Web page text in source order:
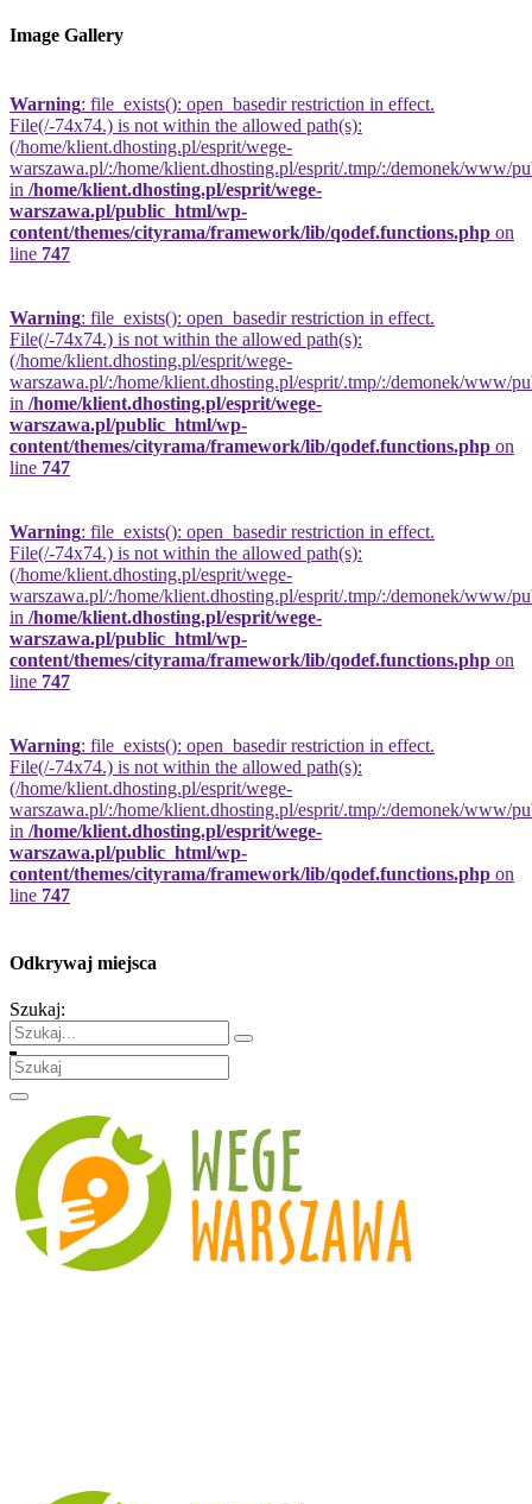
Image Gallery
Warning: file_exists(): open_basedir restriction in effect.
File(/-74x74.) is not within the allowed path(s):
(/home/klient.dhosting.pl/esprit/wege-
warszawa.pl/:/home/klient.dhosting.pl/esprit/.tmp/:/demonek/www/
in /home/klient.dhosting.pl/esprit/wege-
warszawa.pl/public_html/wp-
content/themes/cityrama/framework/lib/qodef.functions.php on
line 747
Warning: file_exists(): open_basedir restriction in effect.
File(/-74x74.) is not within the allowed path(s):
(/home/klient.dhosting.pl/esprit/wege-
warszawa.pl/:/home/klient.dhosting.pl/esprit/.tmp/:/demonek/www/
in /home/klient.dhosting.pl/esprit/wege-
warszawa.pl/public_html/wp-
content/themes/cityrama/framework/lib/qodef.functions.php on
line 747
Warning: file_exists(): open_basedir restriction in effect.
File(/-74x74.) is not within the allowed path(s):
(/home/klient.dhosting.pl/esprit/wege-
warszawa.pl/:/home/klient.dhosting.pl/esprit/.tmp/:/demonek/www/
in /home/klient.dhosting.pl/esprit/wege-
warszawa.pl/public_html/wp-
content/themes/cityrama/framework/lib/qodef.functions.php on
line 747
Warning: file_exists(): open_basedir restriction in effect.
File(/-74x74.) is not within the allowed path(s):
(/home/klient.dhosting.pl/esprit/wege-
warszawa.pl/:/home/klient.dhosting.pl/esprit/.tmp/:/demonek/www/
in /home/klient.dhosting.pl/esprit/wege-
warszawa.pl/public_html/wp-
content/themes/cityrama/framework/lib/qodef.functions.php on
line 747
Odkrywaj miejsca
Szukaj: